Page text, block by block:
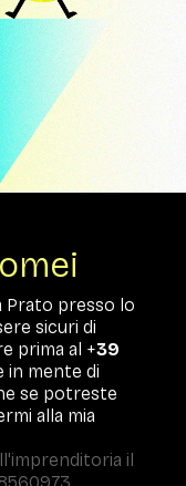
Prato presso lo
sicuri di
prima al +39
in mente di
se potreste
alla mia
il